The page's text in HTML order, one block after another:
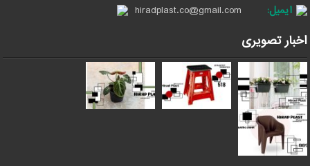
ایمیل:
hiradplast.co@gmail.com
اخبار تصویری